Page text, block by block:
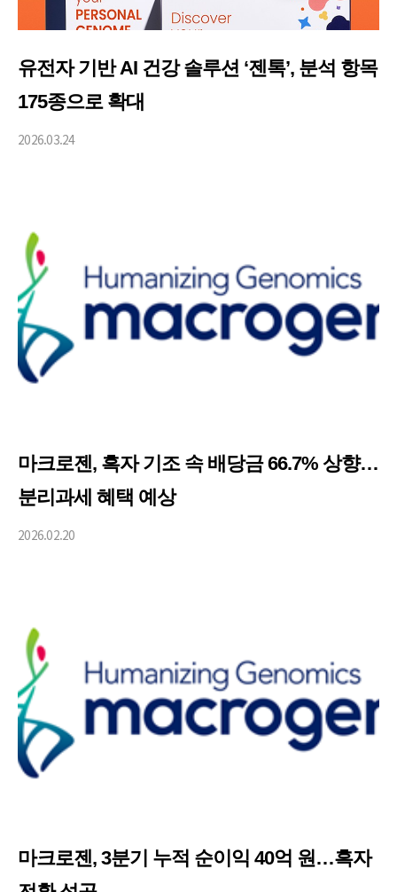
유전자 기반 AI 건강 솔루션 ‘젠톡’, 분석 항목
175종으로 확대
2026.03.24
마크로젠, 흑자 기조 속 배당금 66.7% 상향…
분리과세 혜택 예상
2026.02.20
마크로젠, 3분기 누적 순이익 40억 원…흑자